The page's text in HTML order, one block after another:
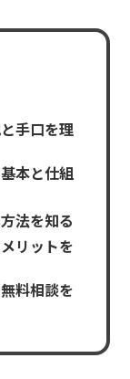
手口を理
本と仕組
法を知る
リットを
料相談を